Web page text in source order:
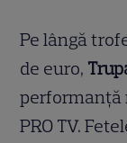
Pe lângă
de euro,
performanță
PRO TV.